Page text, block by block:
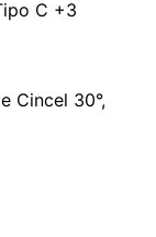
C +3
Cincel 30°,